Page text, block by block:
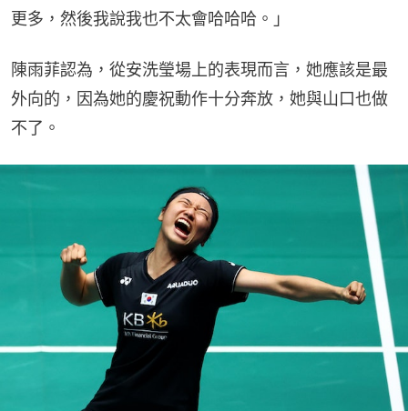
更多，然後我說我也不太會哈哈哈。」
陳雨菲認為，從安洗瑩場上的表現而言，她應該是最
外向的，因為她的慶祝動作十分奔放，她與山口也做
不了。